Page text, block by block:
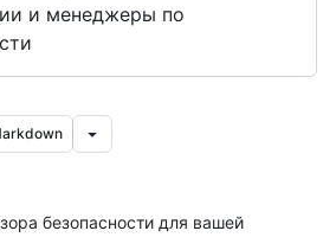
и менеджеры по
безопасности для вашей